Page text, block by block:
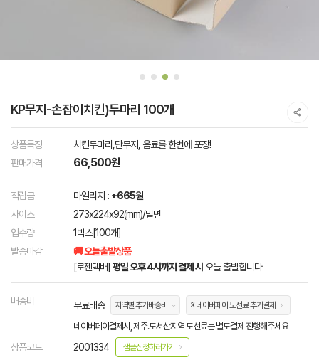
KP무지-손잡이치킨)두마리 100개
상품특징
치킨두마리,단무지, 음료를 한번에 포장!
판매가격
66,500원
적립금 마일리지 : +665원
사이즈
273x224x92(mm)/밑면
입수량
1박스[100개]
발송마감
🚚 오늘출발상품
[로젠택배] 평일 오후 4시까지 결제 시 오늘 출발합니다
배송비 무료배송 지역별 추가배송비 ※ 네이버페이 도선료 추가결제
네이버페이결제시, 제주.도서산지역 도선료는 별도결제 진행해주세요
상품코드 2001334 샘플신청하러가기